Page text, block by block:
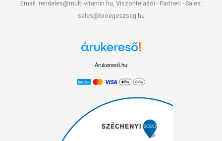
Email: rendeles@multi-vitamin.hu, Viszonteladói - Partneri - Sales:
sales@bioegeszseg.hu
Árukereső.hu